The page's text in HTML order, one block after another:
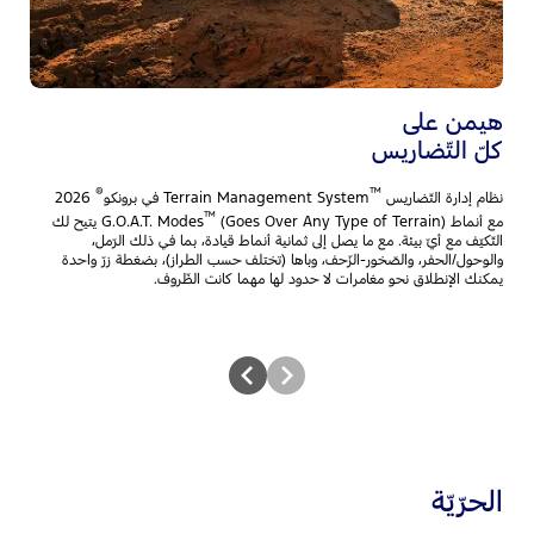
هيمن على
كلّ التّضاريس
نظام إدارة التّضاريس ™Terrain Management System في برونكو ®
2026
مع أنماط G.O.A.T. Modes
™
(Goes Over Any Type of Terrain) يتيح لك
التّكيّف مع أيّ بيئة. مع ما يصل إلى ثمانية أنماط قيادة، بما في ذلك الرّمل،
والوحول/الحفر، والصّخور-الزّحف، وباها (تختلف حسب الطراز)، بضغطة زرّ واحدة
يمكنك الإنطلاق نحو مغامرات لا حدود لها مهما كانت الظّروف.
الحرّيّة